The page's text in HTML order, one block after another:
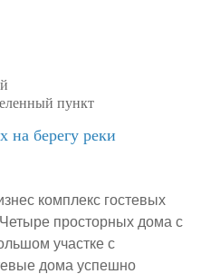
пункт
на берегу реки
комплекс гостевых
просторных дома с
участке с
дома успешно